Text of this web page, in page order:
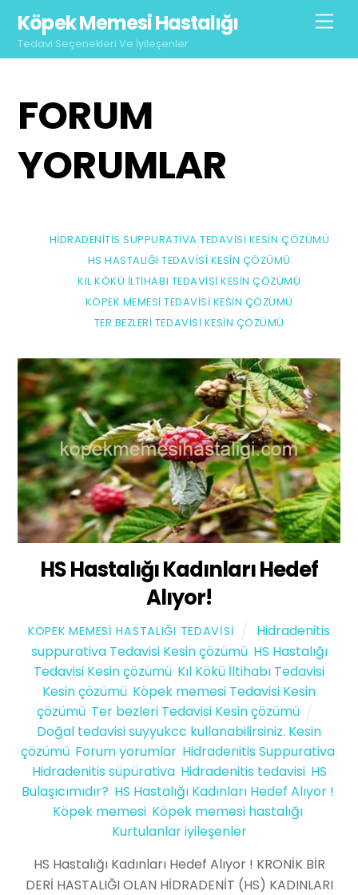
content
Köpek Memesi Hastalığı
Tedavi Seçenekleri Ve İyileşenler
FORUM
YORUMLAR
HIDRADENITIS SUPPURATIVA TEDAVISI KESIN ÇÖZÜMÜ
HS HASTALIĞI TEDAVISI KESIN ÇÖZÜMÜ
KIL KÖKÜ İLTIHABI TEDAVISI KESIN ÇÖZÜMÜ
KÖPEK MEMESI TEDAVISI KESIN ÇÖZÜMÜ
TER BEZLERI TEDAVISI KESIN ÇÖZÜMÜ
HS Hastalığı Kadınları Hedef
Alıyor!
KÖPEK MEMESI HASTALIĞI TEDAVISI
Hidradenitis
suppurativa Tedavisi Kesin çözümü, HS Hastalığı
Tedavisi Kesin çözümü Kıl Kökü İltihabı Tedavisi
Kesin çözümü Köpek memesi Tedavisi Kesin
çözümü, Ter bezleri Tedavisi Kesin çözümü
Doğal tedavisi suyyukcc kullanabilirsiniz. Kesin
çözümü Forum yorumlar Hidradenitis Suppurativa
Hidradenitis süpürativa, Hidradenitis tedavisi, HS
Bulaşıcımıdır? HS Hastalığı Kadınları Hedef Alıyor !
Köpek memesi Köpek memesi hastalığı
Kurtulanlar iyileşenler
HS Hastalığı Kadınları Hedef Alıyor ! KRONİK BİR
DERİ HASTALIĞI OLAN HİDRADENİT (HS) KADINLARI